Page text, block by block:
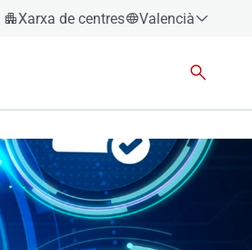
Xarxa de centres
Valencià
Gallec
Valencià
English